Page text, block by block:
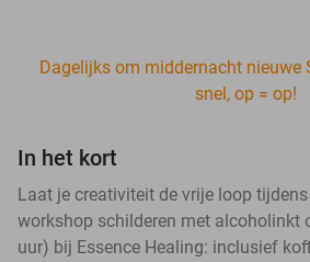
Dagelijks om middernacht nieuwe
snel, op = op!
In het kort
Laat je creativiteit de vrije loop
workshop schilderen met alcoholinkt
uur) bij Essence Healing: inclusief